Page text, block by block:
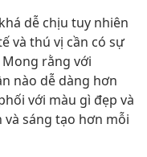
dễ chịu tuy nhiên
và thú vị cần có sự
Mong rằng với
nào dễ dàng hơn
với màu gì đẹp và
sáng tạo hơn mỗi